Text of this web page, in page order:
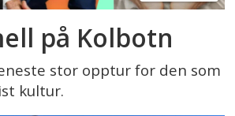
på Kolbotn
stor opptur for den som
kultur.